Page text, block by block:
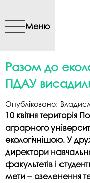
Меню
Разом до
ПДАУ
Опубліковано:
10 квітня територія
аграрного
екологічнішою. У
директори
факультетів і
мети – озеленення